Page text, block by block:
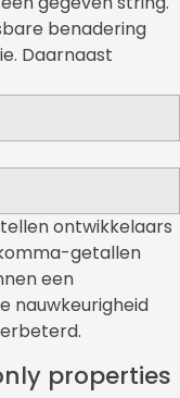
benadering
Daarnaast
ontwikkelaars
getallen
een
nauwkeurigheid
properties